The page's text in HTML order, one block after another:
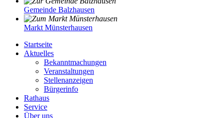
Gemeinde Balzhausen
Markt Münsterhausen
Startseite
Aktuelles
Bekanntmachungen
Veranstaltungen
Stellenanzeigen
Bürgerinfo
Rathaus
Service
Über uns